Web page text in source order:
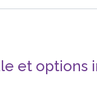
et options